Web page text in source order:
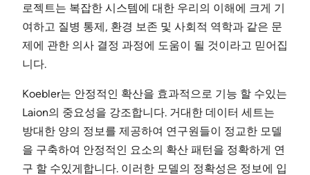
로젝트는 복잡한 시스템에 대한 우리의 이해에 크게 기
여하고 질병 통제, 환경 보존 및 사회적 역학과 같은 문
제에 관한 의사 결정 과정에 도움이 될 것이라고 믿어집
니다.
Koebler는 안정적인 확산을 효과적으로 기능 할 수있는
Laion의 중요성을 강조합니다. 거대한 데이터 세트는
방대한 양의 정보를 제공하여 연구원들이 정교한 모델
을 구축하여 안정적인 요소의 확산 패턴을 정확하게 연
구 할 수있게합니다. 이러한 모델의 정확성은 정보에 입